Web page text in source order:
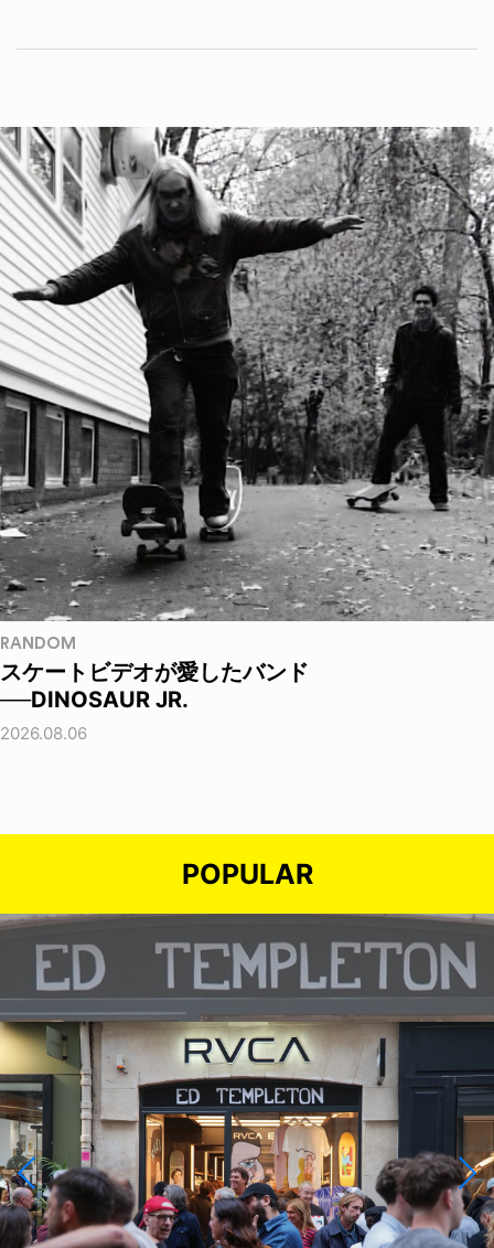
RANDOM
スケートビデオが愛したバンド
──DINOSAUR JR.
2026.08.06
POPULAR